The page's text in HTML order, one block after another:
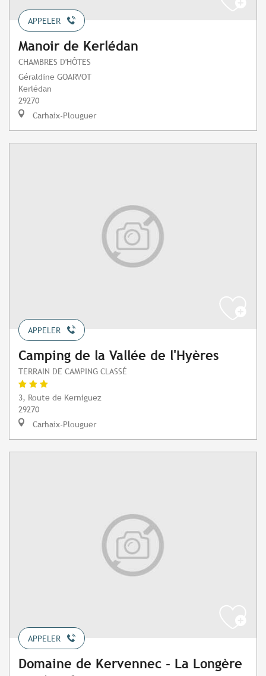
APPELER
Manoir de Kerlédan
CHAMBRES D'HÔTES
Géraldine GOARVOT
Kerlédan
29270
Carhaix-Plouguer
APPELER
Camping de la Vallée de l'Hyères
TERRAIN DE CAMPING CLASSÉ
3, Route de Kerniguez
29270
Carhaix-Plouguer
APPELER
Domaine de Kervennec - La Longère